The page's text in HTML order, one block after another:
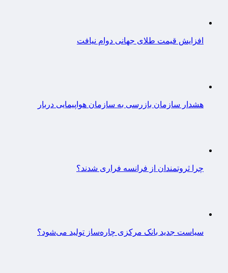
افزایش قیمت طلای جهانی دوام نیافت
هشدار سازمان بازرسی به سازمان هواپیمایی دربار
چرا ثروتمندان از فرانسه فراری شدند؟
سیاست جدید بانک مرکزی چاره‌ساز تولید می‌شود؟